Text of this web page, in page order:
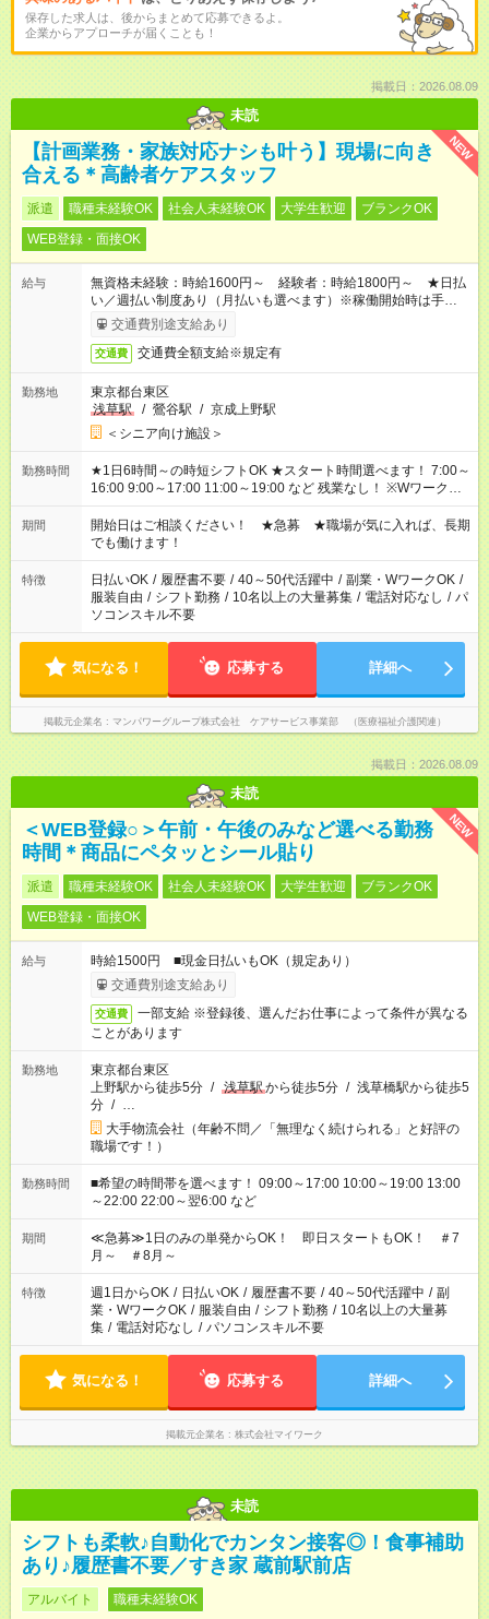
保存した求人は、後からまとめて応募できるよ。
企業からアプローチが届くことも！
掲載日：2026.08.09
未読
NEW
【計画業務・家族対応ナシも叶う】現場に向き
合える＊高齢者ケアスタッフ
派遣 職種未経験OK 社会人未経験OK 大学生歓迎
ブランクOK
WEB登録・面接OK
給与
無資格未経験：時給1600円～ 経験者：時給1800円～ ★日払
い／週払い制度あり（月払いも選べます）※稼働開始時は手続き
完了次第のお支払いとなります。
交通費別途支給あり
交通費 交通費全額支給※規定有
勤務地
東京都台東区
浅草駅
/ 鶯谷駅 / 京成上野駅
＜シニア向け施設＞
勤務時間
★1日6時間～の時短シフトOK ★スタート時間選べます！ 7:00～
16:00 9:00～17:00 11:00～19:00 など 残業なし！ ※Wワークの
場合、他のお仕事と合わせ週40時間超の就業はご案内できませ
ん ※法令に基づき、週20時間以上勤務は社会保険への加入対象
となります ※労働者派遣法（日雇い派遣の原則禁止）により、
短時間・短期間の就業はご案内が難しい場合があります
期間
開始日はご相談ください！ ★急募 ★職場が気に入れば、長期
でも働けます！
特徴 日払いOK / 履歴書不要 / 40～50代活躍中 / 副業・WワークOK /
服装自由 / シフト勤務 / 10名以上の大量募集 / 電話対応なし / パ
ソコンスキル不要
気になる！ 応募する 詳細へ
掲載元企業名 マンパワーグループ株式会社 ケアサービス事業部 （医療福祉介護関連）
掲載日：2026.08.09
未読
NEW
＜WEB登録○＞午前・午後のみなど選べる勤務
時間＊商品にペタッとシール貼り
派遣 職種未経験OK 社会人未経験OK 大学生歓迎
ブランクOK
WEB登録・面接OK
給与
時給1500円 ■現金日払いもOK（規定あり）
交通費別途支給あり
交通費
一部支給 ※登録後、選んだお仕事によって条件が異なる
ことがあります
勤務地
東京都台東区
上野駅から徒歩5分 / 浅草駅から徒歩5分 / 浅草橋駅から徒歩5
分 / …
大手物流会社（年齢不問／「無理なく続けられる」と好評の
職場です！）
勤務時間
■希望の時間帯を選べます！ 09:00～17:00 10:00～19:00 13:00
～22:00 22:00～翌6:00 など
期間
≪急募≫1日のみの単発からOK！ 即日スタートもOK！ ＃7
月～ ＃8月～
特徴 週1日からOK / 日払いOK / 履歴書不要 / 40～50代活躍中 / 副
業・WワークOK / 服装自由 / シフト勤務 / 10名以上の大量募
集 / 電話対応なし / パソコンスキル不要
気になる！ 応募する 詳細へ
掲載元企業名 株式会社マイワーク
未読
シフトも柔軟♪自動化でカンタン接客◎！食事補助
あり♪履歴書不要／すき家 蔵前駅前店
アルバイト 職種未経験OK